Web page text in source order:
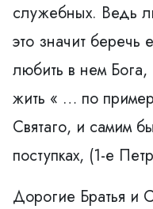
служебных. Ведь
это значит беречь
любить в нем
жить « … по
Святаго, и самим
поступках, (1-е
Дорогие Братья и